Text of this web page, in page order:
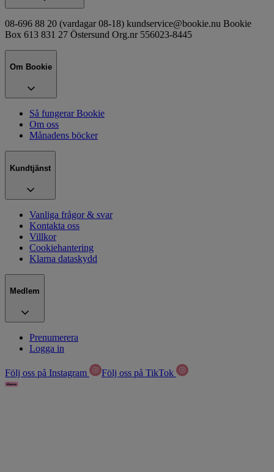
08-696 88 20 (vardagar 08-18) kundservice@bookie.nu Bookie
Box 613 831 27 Östersund Org.nr 556023-8445
Om Bookie
Så fungerar Bookie
Om oss
Månadens böcker
Kundtjänst
Vanliga frågor & svar
Kontakta oss
Villkor
Cookiehantering
Klarna dataskydd
Medlem
Prenumerera
Logga in
Följ oss på Instagram Följ oss på TikTok